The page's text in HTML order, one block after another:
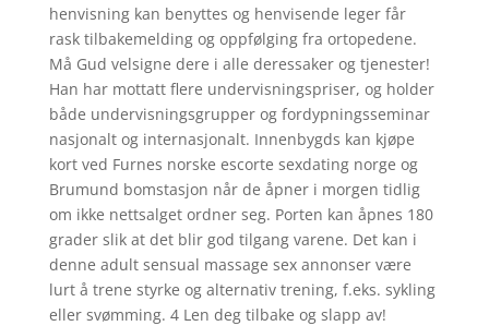
henvisning kan benyttes og henvisende leger får
rask tilbakemelding og oppfølging fra ortopedene.
Må Gud velsigne dere i alle deressaker og tjenester!
Han har mottatt flere undervisningspriser, og holder
både undervisningsgrupper og fordypningsseminar
nasjonalt og internasjonalt. Innenbygds kan kjøpe
kort ved Furnes norske escorte sexdating norge og
Brumund bomstasjon når de åpner i morgen tidlig
om ikke nettsalget ordner seg. Porten kan åpnes 180
grader slik at det blir god tilgang varene. Det kan i
denne adult sensual massage sex annonser være
lurt å trene styrke og alternativ trening, f.eks. sykling
eller svømming. 4 Len deg tilbake og slapp av!